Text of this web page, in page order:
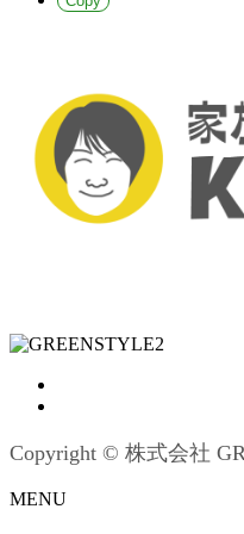
Copyright © 株式会社
MENU